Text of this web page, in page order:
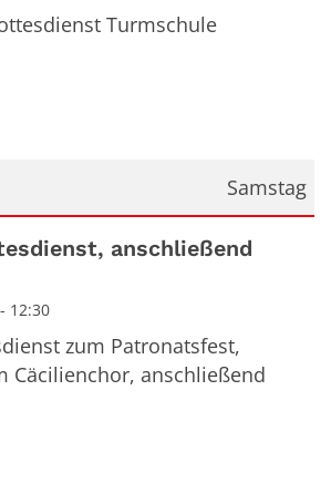
Turmschule
Samstag
2026
anschließend
12:30
zum Patronatsfest,
Cäcilienchor, anschließend